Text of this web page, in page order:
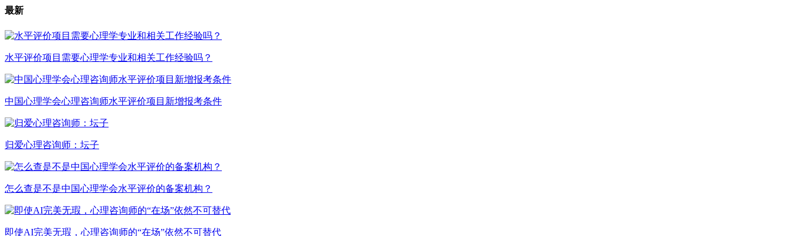
最新
水平评价项目需要心理学专业和相关工作经验吗？
中国心理学会心理咨询师水平评价项目新增报考条件
归爱心理咨询师：坛子
怎么查是不是中国心理学会水平评价的备案机构？
即使AI完美无瑕，心理咨询师的“在场”依然不可替代